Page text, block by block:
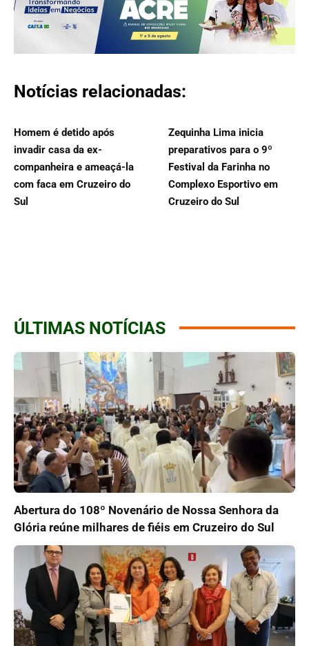
Notícias relacionadas:
Homem é detido após
invadir casa da ex-
companheira e ameaçá-la
com faca em Cruzeiro do
Sul
Zequinha Lima inicia
preparativos para o 9º
Festival da Farinha no
Complexo Esportivo em
Cruzeiro do Sul
ÚLTIMAS NOTÍCIAS
Abertura do 108º Novenário de Nossa Senhora da
Glória reúne milhares de fiéis em Cruzeiro do Sul